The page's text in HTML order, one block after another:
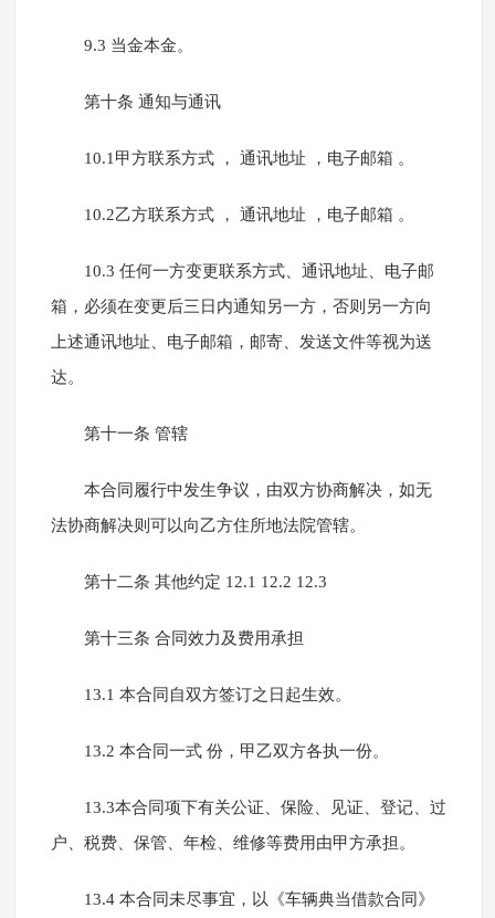
9.3 当金本金。
第十条 通知与通讯
10.1甲方联系方式 ， 通讯地址 ，电子邮箱 。
10.2乙方联系方式 ， 通讯地址 ，电子邮箱 。
10.3 任何一方变更联系方式、通讯地址、电子邮
箱，必须在变更后三日内通知另一方，否则另一方向
上述通讯地址、电子邮箱，邮寄、发送文件等视为送
达。
第十一条 管辖
本合同履行中发生争议，由双方协商解决，如无
法协商解决则可以向乙方住所地法院管辖。
第十二条 其他约定 12.1 12.2 12.3
第十三条 合同效力及费用承担
13.1 本合同自双方签订之日起生效。
13.2 本合同一式 份，甲乙双方各执一份。
13.3本合同项下有关公证、保险、见证、登记、过
户、税费、保管、年检、维修等费用由甲方承担。
13.4 本合同未尽事宜，以《车辆典当借款合同》